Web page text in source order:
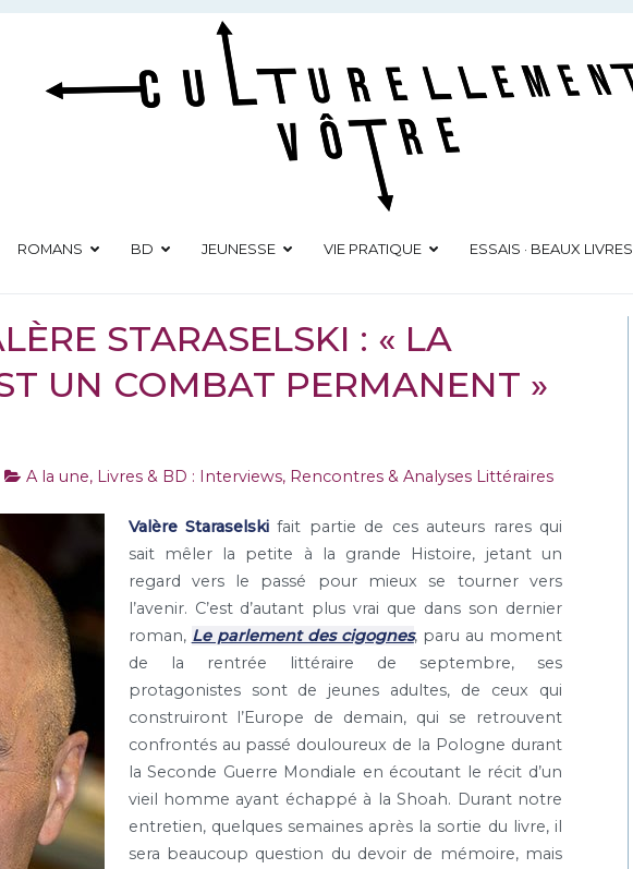
ROMANS BD JEUNESSE VIE PRATIQUE ESSAIS · BEAUX LIVRES
STARASELSKI : « LA
UN COMBAT PERMANENT »
A la une, Livres & BD : Interviews, Rencontres & Analyses Littéraires
Valère Staraselski fait partie de ces auteurs rares qui
sait mêler la petite à la grande Histoire, jetant un
regard vers le passé pour mieux se tourner vers
l’avenir. C’est d’autant plus vrai que dans son dernier
roman, Le parlement des cigognes, paru au moment
de la rentrée littéraire de septembre, ses
protagonistes sont de jeunes adultes, de ceux qui
construiront l’Europe de demain, qui se retrouvent
confrontés au passé douloureux de la Pologne durant
la Seconde Guerre Mondiale en écoutant le récit d’un
vieil homme ayant échappé à la Shoah. Durant notre
entretien, quelques semaines après la sortie du livre, il
sera beaucoup question du devoir de mémoire, mais